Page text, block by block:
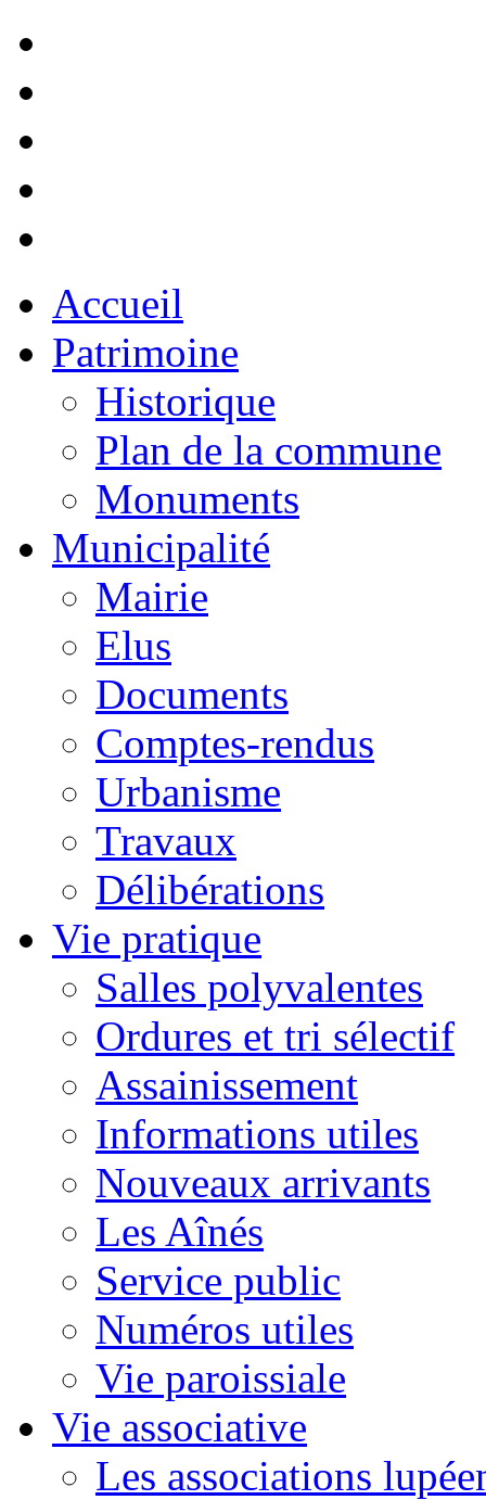
Accueil
Patrimoine
Historique
Plan de la commune
Monuments
Municipalité
Mairie
Elus
Documents
Comptes-rendus
Urbanisme
Travaux
Délibérations
Vie pratique
Salles polyvalentes
Ordures et tri sélectif
Assainissement
Informations utiles
Nouveaux arrivants
Les Aînés
Service public
Numéros utiles
Vie paroissiale
Vie associative
Les associations